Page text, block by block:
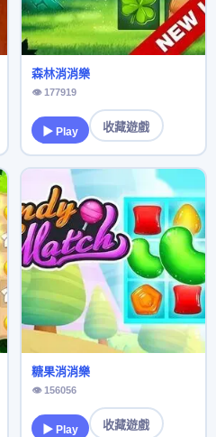
森林消消樂
👁 177919
▶ Play 收藏遊戲
糖果消消樂
👁 156056
▶ Play 收藏遊戲